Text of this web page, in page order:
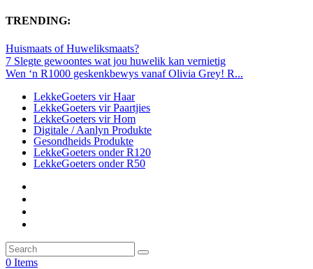
TRENDING:
Huismaats of Huweliksmaats?
7 Slegte gewoontes wat jou huwelik kan vernietig
Wen ‘n R1000 geskenkbewys vanaf Olivia Grey! R...
LekkeGoeters vir Haar
LekkeGoeters vir Paartjies
LekkeGoeters vir Hom
Digitale / Aanlyn Produkte
Gesondheids Produkte
LekkeGoeters onder R120
LekkeGoeters onder R50
0 Items